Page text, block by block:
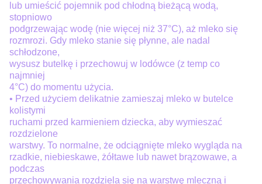
lub umieścić pojemnik pod chłodną bieżącą wodą,
stopniowo
podgrzewając wodę (nie więcej niż 37°C), aż mleko się
rozmrozi. Gdy mleko stanie się płynne, ale nadal
schłodzone,
wysusz butelkę i przechowuj w lodówce (z temp co
najmniej
4°C) do momentu użycia.
• Przed użyciem delikatnie zamieszaj mleko w butelce
kolistymi
ruchami przed karmieniem dziecka, aby wymieszać
rozdzielone
warstwy. To normalne, że odciągnięte mleko wygląda na
rzadkie, niebieskawe, żółtawe lub nawet brązowawe, a
podczas
przechowywania rozdziela się na warstwę mleczną i